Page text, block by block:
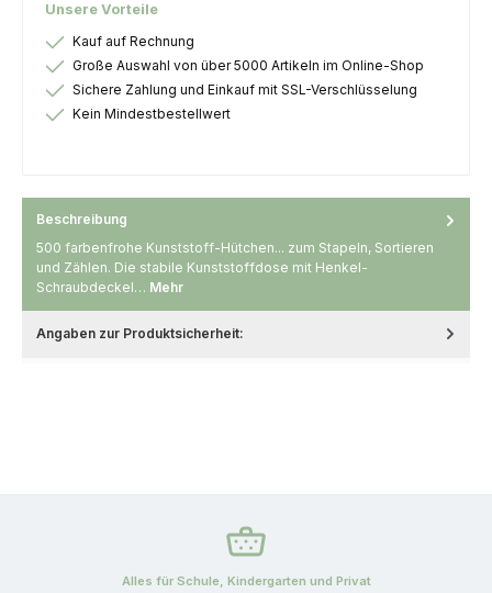
Unsere Vorteile
Kauf auf Rechnung
Große Auswahl von über 5000 Artikeln im Online-Shop
Sichere Zahlung und Einkauf mit SSL-Verschlüsselung
Kein Mindestbestellwert
Beschreibung
500 farbenfrohe Kunststoff-Hütchen... zum Stapeln, Sortieren
und Zählen. Die stabile Kunststoffdose mit Henkel-
Schraubdeckel… Mehr
Angaben zur Produktsicherheit:
Alles für Schule, Kindergarten und Privat